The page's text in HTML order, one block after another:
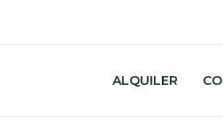
ALQUILER